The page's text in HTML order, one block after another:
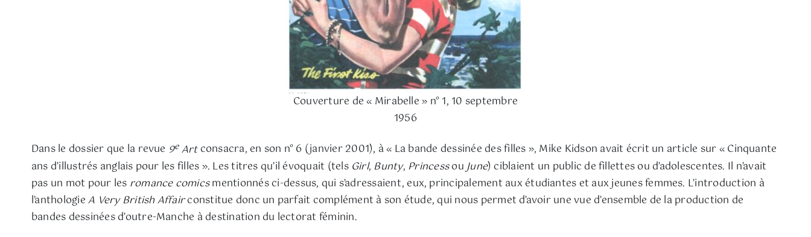
Couverture de « Mirabelle » n° 1, 10 septembre
1956
Dans le dossier que la revue 9eArtconsacra, en son n° 6 (janvier 2001), à « La bande dessinée des filles », Mike Kidson avait écrit un article sur « Cinquante
ans d’illustrés anglais pour les filles ». Les titres qu’il évoquait (tels Girl, Bunty, PrincessouJune) ciblaient un public de fillettes ou d’adolescentes. Il n’avait
pas un mot pour les romance comicsmentionnés ci-dessus, qui s’adressaient, eux, principalement aux étudiantes et aux jeunes femmes. L’introduction à
l’anthologieA Very British Affairconstitue donc un parfait complément à son étude, qui nous permet d’avoir une vue d’ensemble de la production de
bandes dessinées d’outre-Manche à destination du lectorat féminin.